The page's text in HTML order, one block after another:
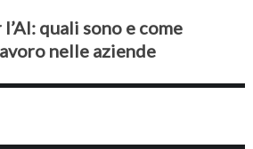
quali sono e come
nelle aziende